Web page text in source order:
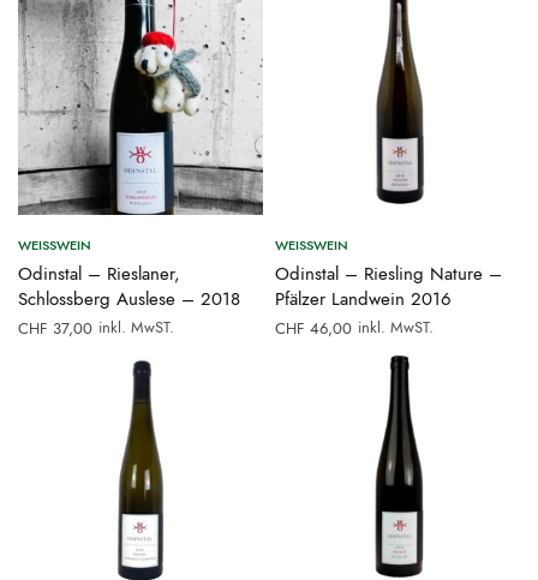
WEISSWEIN
Odinstal – Rieslaner,
Schlossberg Auslese – 2018
CHF 37,00 inkl. MwST.
WEISSWEIN
Odinstal – Riesling Nature –
Pfälzer Landwein 2016
CHF 46,00 inkl. MwST.